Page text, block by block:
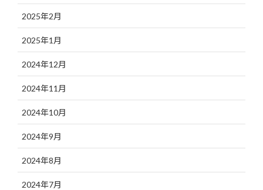
2025年2月
2025年1月
2024年12月
2024年11月
2024年10月
2024年9月
2024年8月
2024年7月